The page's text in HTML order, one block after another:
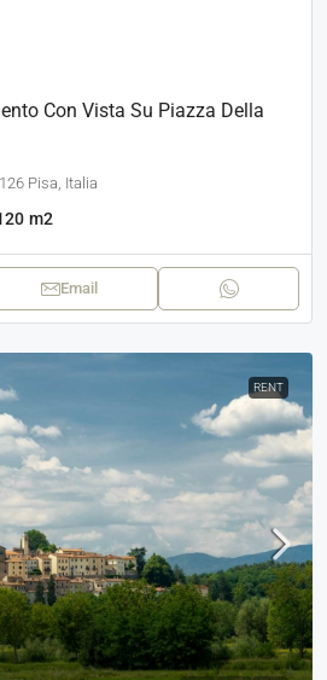
Con Vista Su Piazza Della
Pisa, Italia
m2
Email
RENT